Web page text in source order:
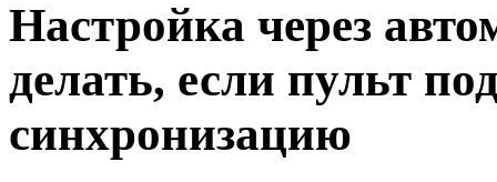
Настройка через
делать, если пульт
синхронизацию